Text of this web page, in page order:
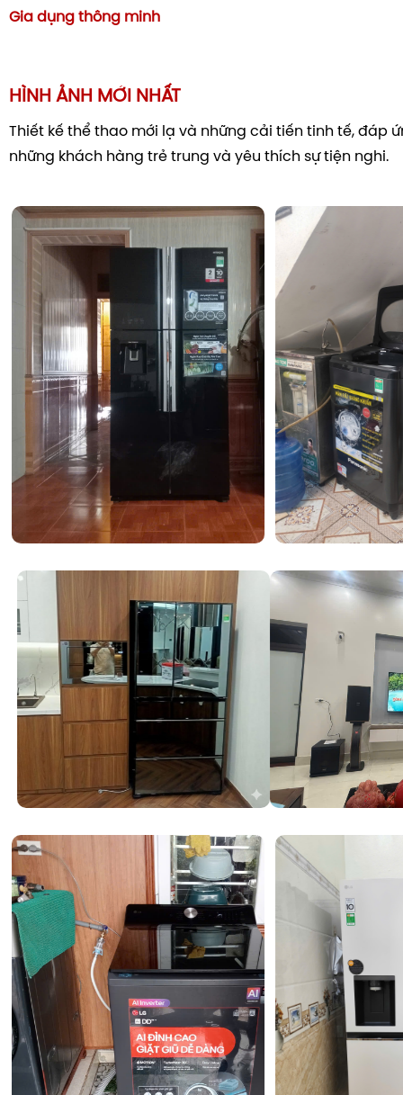
Trải nghiệm các tính năng công
RB30N4190BY/SV
Để đánh giá một chiếc tủ lạnh, công nghệ bảo quản và
là yếu tố then chốt. Model này sở hữu những đặc tính
trong tầm giá:
Ngăn đông mềm Optimal Fresh Zone -1 độ C
ngon
Đây là tính năng đáng giá nhất trên sản phẩm này.
mềm Optimal Fresh Zone
duy trì nhiệt độ ở mức lý
nhiệt này, thực phẩm như thịt, cá sẽ được phủ một lớp
để ngăn chặn sự xâm nhập của vi khuẩn mà không làm
trúc bên trong. Nhờ đó, người nội trợ có thể lấy thực
ngay màkhông cần rã đông , giúp giữ trọn vẹn hương
ban đầu. Thực phẩm có thể được bảo quản tươi ngon
Hệ thống làm lạnh vòm All-around Cooling và
hoạt tính
Khác với các dòng tủ lạnh truyền thống chỉ tập trung
vài vị trí, thiết bị này sử dụng công nghệ
làm lạnh vòm
được lan tỏa đều theo hình vòng cung, len lỏi đến từng
trong tủ. Điều này đảm bảo nhiệt độ và độ ẩm luôn duy
tránh tình trạng thực phẩm bị đóng băng cục bộ hoặc
lạnh.
Gia dụng thông minh
HÌNH ẢNH MỚI NHẤT
Thiết kế thể thao mới lạ và những cải tiến tinh tế, đáp
những khách hàng trẻ trung và yêu thích sự tiện nghi.